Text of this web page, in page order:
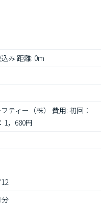
み 距離: 0m
ティー（株） 費用: 初回：
1，680円
分